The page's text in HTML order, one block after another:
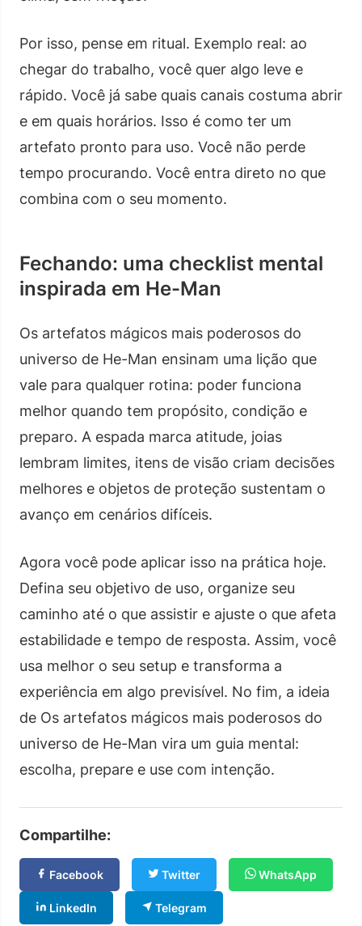
Por isso, pense em ritual. Exemplo real: ao
chegar do trabalho, você quer algo leve e
rápido. Você já sabe quais canais costuma abrir
e em quais horários. Isso é como ter um
artefato pronto para uso. Você não perde
tempo procurando. Você entra direto no que
combina com o seu momento.
Fechando: uma checklist mental
inspirada em He-Man
Os artefatos mágicos mais poderosos do
universo de He-Man ensinam uma lição que
vale para qualquer rotina: poder funciona
melhor quando tem propósito, condição e
preparo. A espada marca atitude, joias
lembram limites, itens de visão criam decisões
melhores e objetos de proteção sustentam o
avanço em cenários difíceis.
Agora você pode aplicar isso na prática hoje.
Defina seu objetivo de uso, organize seu
caminho até o que assistir e ajuste o que afeta
estabilidade e tempo de resposta. Assim, você
usa melhor o seu setup e transforma a
experiência em algo previsível. No fim, a ideia
de Os artefatos mágicos mais poderosos do
universo de He-Man vira um guia mental:
escolha, prepare e use com intenção.
Compartilhe:
Facebook Twitter WhatsApp
LinkedIn Telegram